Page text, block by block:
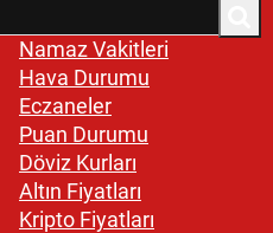
Namaz Vakitleri
Hava Durumu
Eczaneler
Puan Durumu
Döviz Kurları
Altın Fiyatları
Kripto Fiyatları